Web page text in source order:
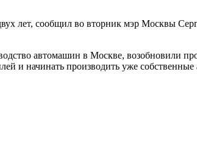
лет, сообщил во вторник мэр Москвы
автомашин в Москве, возобновили
и начинать производить уже